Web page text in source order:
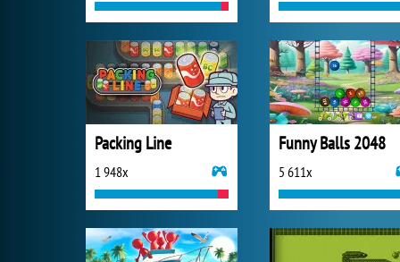
Packing Line
1 948x
Funny Balls 2048
5 611x